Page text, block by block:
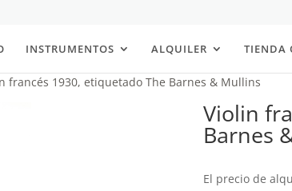
INSTRUMENTOS ALQUILER TIENDA
francés 1930, etiquetado The Barnes & Mullins
Violin
Barnes
El precio de